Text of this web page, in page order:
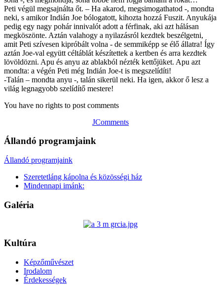
Peti végül megsajnálta őt. – Ha akarod, megsimogathatod -, mondta
neki, s amikor Indián Joe bólogatott, kihozta hozzá Fuszit. Anyukája
pedig egy nagy pohár innivalót adott a férfinak, aki azt hálásan
megköszönte. Aztán valahogy a nyilazásról kezdtek beszélgetni,
amit Peti szívesen kipróbált volna - de semmiképp se élő állatra! Így
aztán Joe-val együtt céltáblát készítettek a kertben és arra kezdtek
lövöldözni. Apu és anyu az ablakból nézték kettőjüket. Apu azt
mondta: a végén Peti még Indián Joe-t is megszelídíti!
-Talán – mondta anyu -, talán sikerül neki. Ha igen, akkor ő lesz a
világ legnagyobb szelídítő mestere!
You have no rights to post comments
JComments
Állandó programjaink
Állandó programjaink
Szeretetláng kápolna és közösségi ház
Mindennapi imánk:
Galéria
Kultúra
Képzőművészet
Irodalom
Érdekességek